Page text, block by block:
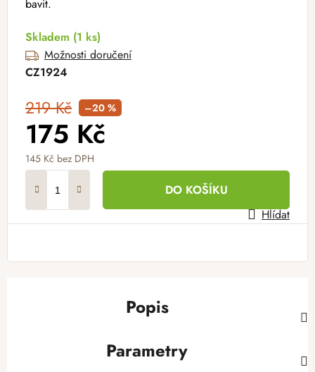
bavit.
Skladem (1 ks)
Možnosti doručení
CZ1924
219 Kč –20 %
175 Kč
145 Kč bez DPH
DO KOŠÍKU
Hlídat
Popis
Parametry